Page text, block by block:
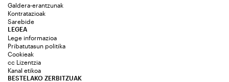
Galdera-erantzunak
Kontratazioak
Sarebide
LEGEA
Lege informazioa
Pribatutasun politika
Cookieak
cc Lizentzia
Kanal etikoa
BESTELAKO ZERBITZUAK